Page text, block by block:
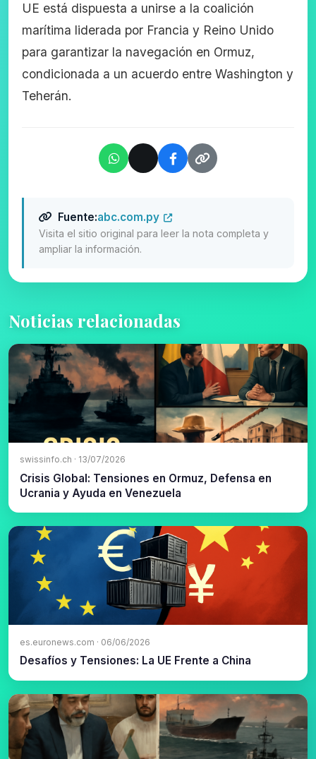
UE está dispuesta a unirse a la coalición
marítima liderada por Francia y Reino Unido
para garantizar la navegación en Ormuz,
condicionada a un acuerdo entre Washington y
Teherán.
Fuente:abc.com.py
Visita el sitio original para leer la nota completa y
ampliar la información.
Noticias relacionadas
swissinfo.ch · 13/07/2026
Crisis Global: Tensiones en Ormuz, Defensa en
Ucrania y Ayuda en Venezuela
es.euronews.com · 06/06/2026
Desafíos y Tensiones: La UE Frente a China